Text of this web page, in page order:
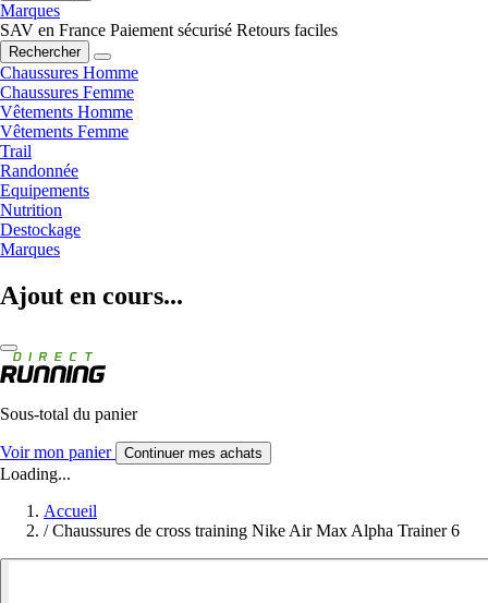
Marques
SAV en France Paiement sécurisé Retours faciles
Rechercher
Chaussures Homme
Chaussures Femme
Vêtements Homme
Vêtements Femme
Trail
Randonnée
Equipements
Nutrition
Destockage
Marques
Ajout en cours...
Sous-total du panier
Voir mon panier Continuer mes achats
Loading...
Accueil
/ Chaussures de cross training Nike Air Max Alpha Trainer 6